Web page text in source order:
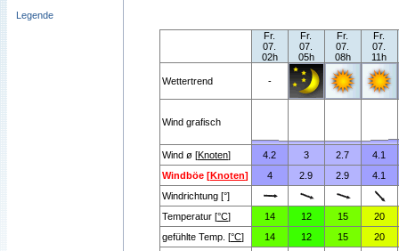
Legende
Fr.
07.
02h
Fr.
07.
05h
Fr.
07.
08h
Fr.
07.
11h
Wettertrend -
Wind grafisch
Wind ø [Knoten] 4.2 3 2.7
4.1
Windböe [Knoten] 4 2.9 2.9
4.1
Windrichtung [°]
Temperatur [°C] 14 12 15
20
gefühlte Temp. [°C] 14 12 15
20